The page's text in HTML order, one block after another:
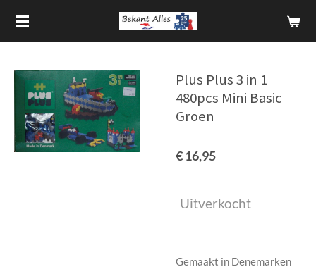
Ga
direct
hoofdinhoud
Plus Plus 3 in 1
480pcs Mini Basic
Groen
€ 16,95
Uitverkocht
Gemaakt in Denemarken